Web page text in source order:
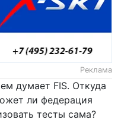
Реклама
думает FIS. Откуда
ли федерация
тесты сама?